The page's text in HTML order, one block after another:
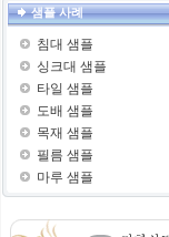
샘플 사례
침대 샘플
싱크대 샘플
타일 샘플
도배 샘플
목재 샘플
필름 샘플
마루 샘플